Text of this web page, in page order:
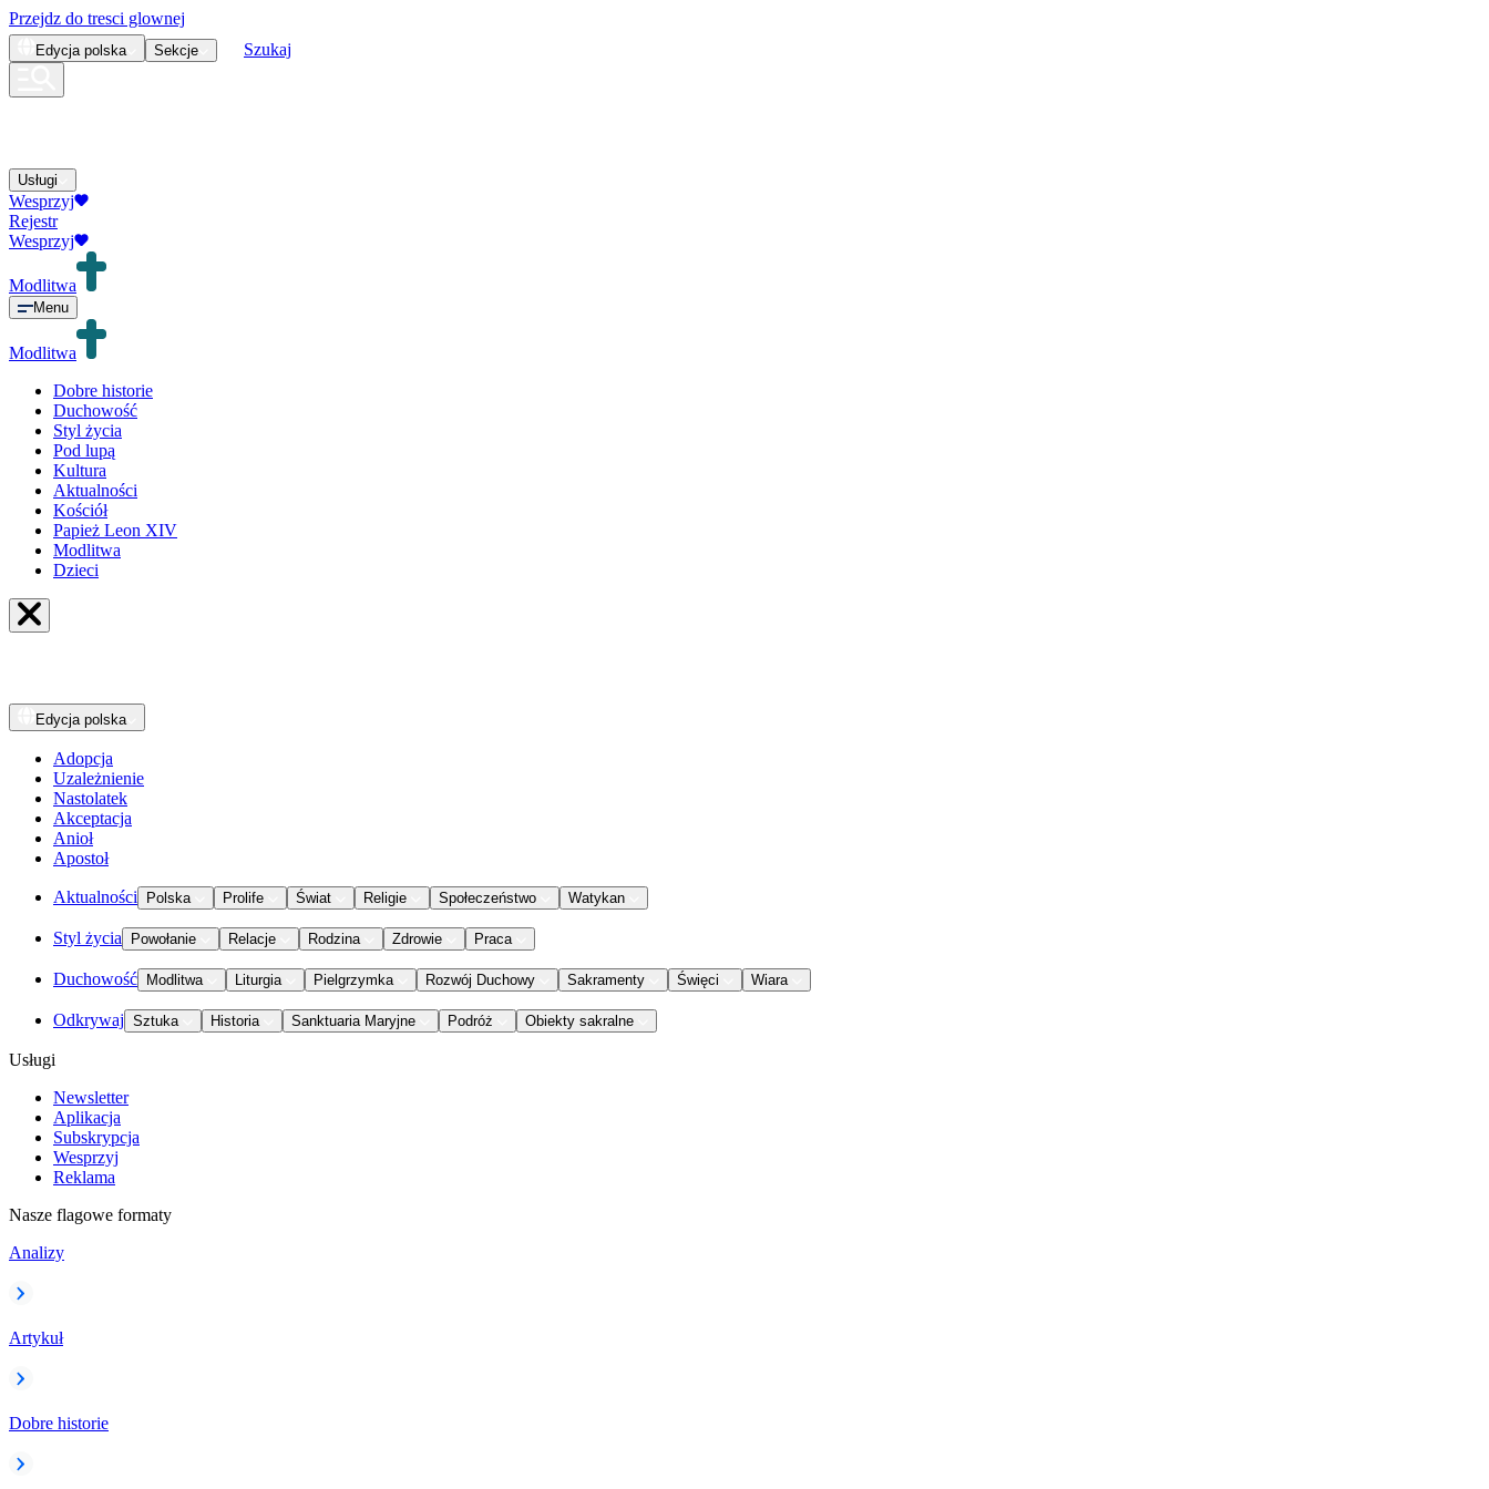
Przejdz do tresci glownej
Edycja polska Sekcje Szukaj
Usługi
Wesprzyj
Rejestr
Wesprzyj
Modlitwa
Menu
Modlitwa
Dobre historie
Duchowość
Styl życia
Pod lupą
Kultura
Aktualności
Kościół
Papież Leon XIV
Modlitwa
Dzieci
Edycja polska
Adopcja
Uzależnienie
Nastolatek
Akceptacja
Anioł
Apostoł
Aktualności Polska Prolife Świat Religie Społeczeństwo Watykan
Styl życia Powołanie Relacje Rodzina Zdrowie Praca
Duchowość Modlitwa Liturgia Pielgrzymka Rozwój Duchowy Sakramenty Święci Wiara
Odkrywaj Sztuka Historia Sanktuaria Maryjne Podróż Obiekty sakralne
Usługi
Newsletter
Aplikacja
Subskrypcja
Wesprzyj
Reklama
Nasze flagowe formaty
Analizy
Artykuł
Dobre historie